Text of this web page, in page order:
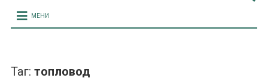
МЕНИ
Таг: топловод